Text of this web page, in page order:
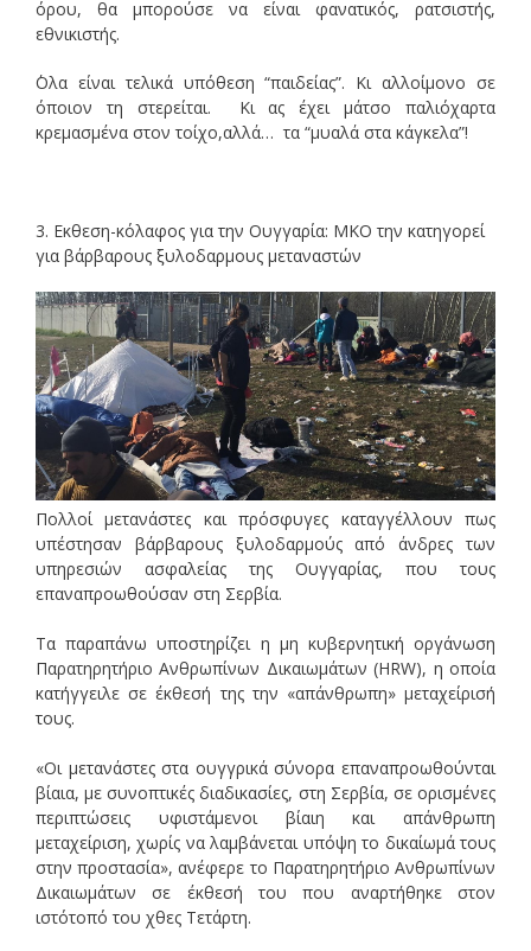
όρου, θα μπορούσε να είναι φανατικός, ρατσιστής,
εθνικιστής.
΄Ολα είναι τελικά υπόθεση “παιδείας”. Κι αλλοίμονο σε
όποιον τη στερείται. Κι ας έχει μάτσο παλιόχαρτα
κρεμασμένα στον τοίχο,αλλά… τα “μυαλά στα κάγκελα”!
3. Εκθεση-κόλαφος για την Ουγγαρία: ΜΚΟ την κατηγορεί
για βάρβαρους ξυλοδαρμους μεταναστών
Πολλοί μετανάστες και πρόσφυγες καταγγέλλουν πως
υπέστησαν βάρβαρους ξυλοδαρμούς από άνδρες των
υπηρεσιών ασφαλείας της Ουγγαρίας, που τους
επαναπροωθούσαν στη Σερβία.
Τα παραπάνω υποστηρίζει η μη κυβερνητική οργάνωση
Παρατηρητήριο Ανθρωπίνων Δικαιωμάτων (HRW), η οποία
κατήγγειλε σε έκθεσή της την «απάνθρωπη» μεταχείρισή
τους.
«Οι μετανάστες στα ουγγρικά σύνορα επαναπροωθούνται
βίαια, με συνοπτικές διαδικασίες, στη Σερβία, σε ορισμένες
περιπτώσεις υφιστάμενοι βίαιη και απάνθρωπη
μεταχείριση, χωρίς να λαμβάνεται υπόψη το δικαίωμά τους
στην προστασία», ανέφερε το Παρατηρητήριο Ανθρωπίνων
Δικαιωμάτων σε έκθεσή του που αναρτήθηκε στον
ιστότοπό του χθες Τετάρτη.